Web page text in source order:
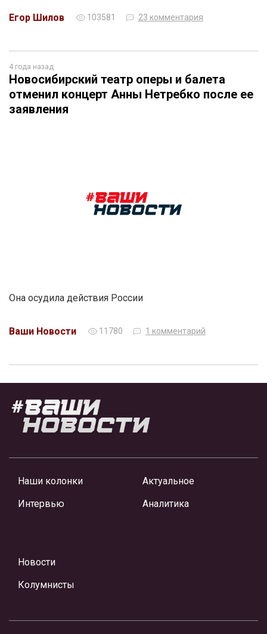
Егор Шилов 103581 23 комментария
4 года назад
Новосибирский театр оперы и балета
отменил концерт Анны Нетребко после ее
заявления
Она осудила действия России
Ваши Новости 11780 1 комментарий
Наши колонки
Интервью
Актуальное
Аналитика
Новости
Колумнисты